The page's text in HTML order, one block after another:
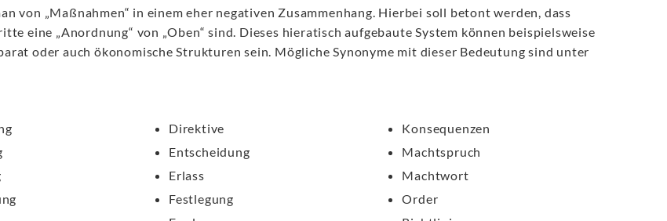
von „Maßnahmen“ in einem eher negativen Zusammenhang. Hierbei soll betont werden, dass
eine „Anordnung“ von „Oben“ sind. Dieses hieratisch aufgebaute System können beispielsweise
oder auch ökonomische Strukturen sein. Mögliche Synonyme mit dieser Bedeutung sind unter
Direktive
Entscheidung
Erlass
Festlegung
Konsequenzen
Machtspruch
Machtwort
Order